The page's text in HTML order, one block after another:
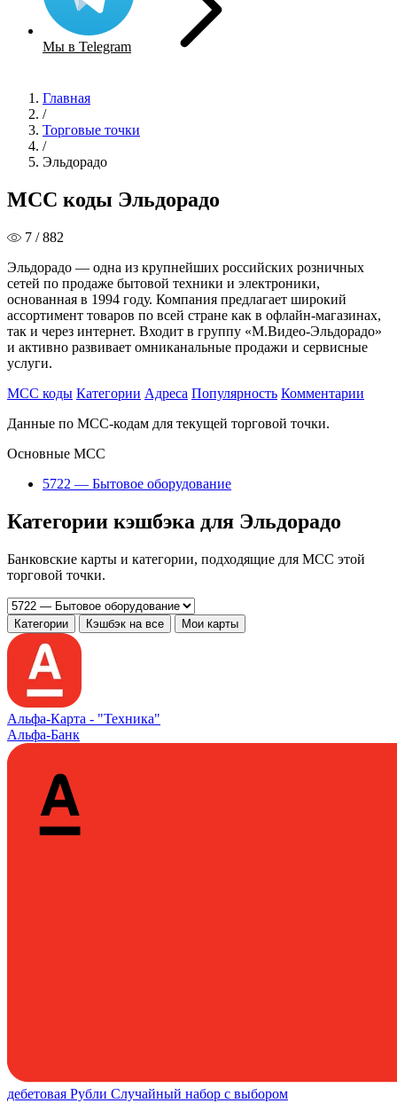
Мы в Telegram
Главная
/
Торговые точки
/
Эльдорадо
MCC коды Эльдорадо
7 / 882
Эльдорадо — одна из крупнейших российских розничных
сетей по продаже бытовой техники и электроники,
основанная в 1994 году. Компания предлагает широкий
ассортимент товаров по всей стране как в офлайн-магазинах,
так и через интернет. Входит в группу «М.Видео-Эльдорадо»
и активно развивает омниканальные продажи и сервисные
услуги.
MCC коды Категории Адреса Популярность Комментарии
Данные по MCC-кодам для текущей торговой точки.
Основные MCC
5722 — Бытовое оборудование
Категории кэшбэка для Эльдорадо
Банковские карты и категории, подходящие для MCC этой
торговой точки.
Категории Кэшбэк на все Мои карты
Альфа‑Карта - "Техника"
Альфа-Банк
дебетовая Рубли Случайный набор с выбором